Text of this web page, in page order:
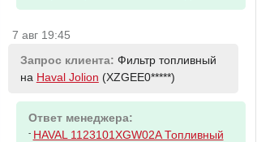
7 авг 19:45
Запрос клиента: Фильтр топливный
на Haval Jolion (XZGEE0*****)
Ответ менеджера:
- HAVAL 1123101XGW02A Топливный